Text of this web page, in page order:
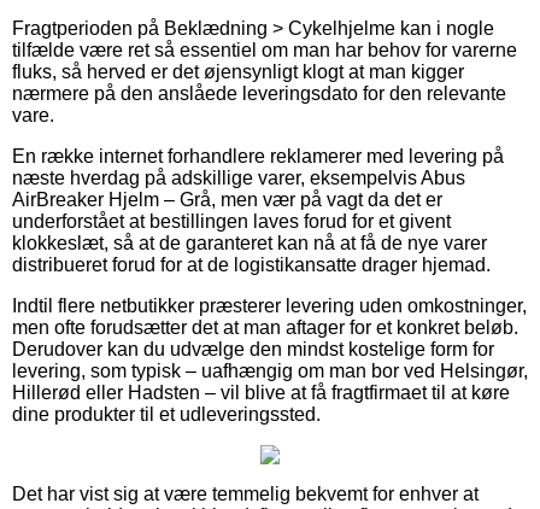
Fragtperioden på Beklædning > Cykelhjelme kan i nogle
tilfælde være ret så essentiel om man har behov for varerne
fluks, så herved er det øjensynligt klogt at man kigger
nærmere på den anslåede leveringsdato for den relevante
vare.
En række internet forhandlere reklamerer med levering på
næste hverdag på adskillige varer, eksempelvis Abus
AirBreaker Hjelm – Grå, men vær på vagt da det er
underforstået at bestillingen laves forud for et givent
klokkeslæt, så at de garanteret kan nå at få de nye varer
distribueret forud for at de logistikansatte drager hjemad.
Indtil flere netbutikker præsterer levering uden omkostninger,
men ofte forudsætter det at man aftager for et konkret beløb.
Derudover kan du udvælge den mindst kostelige form for
levering, som typisk – uafhængig om man bor ved Helsingør,
Hillerød eller Hadsten – vil blive at få fragtfirmaet til at køre
dine produkter til et udleveringssted.
Det har vist sig at være temmelig bekvemt for enhver at